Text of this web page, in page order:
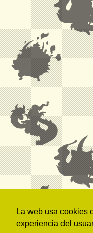
La web usa cookies
experiencia del